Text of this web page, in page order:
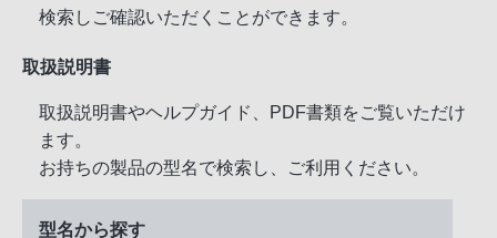
検索しご確認いただくことができます。
取扱説明書
取扱説明書やヘルプガイド、PDF書類をご覧いただけ
ます。
お持ちの製品の型名で検索し、ご利用ください。
型名から探す